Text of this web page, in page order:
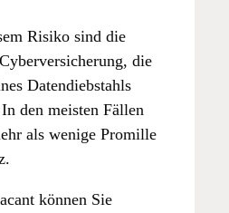
Risiko sind die
die
Datendiebstahls
den meisten Fällen
als wenige Promille
können Sie